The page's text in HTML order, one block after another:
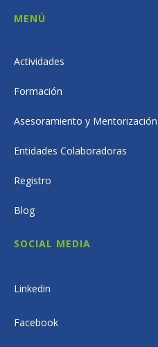
MENÚ
Actividades
Formación
Asesoramiento y Mentorización
Entidades Colaboradoras
Registro
Blog
SOCIAL MEDIA
Linkedin
Facebook